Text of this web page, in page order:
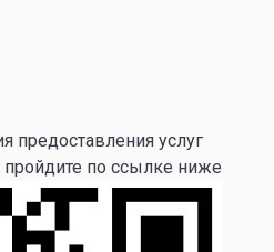
предоставления услуг
пройдите по ссылке ниже